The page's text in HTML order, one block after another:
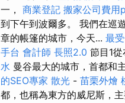
一， 商業登記 搬家公司費用
到下午到波爾多。 我們在巡
章的帳篷的城市，今天... 最
手台 會計師 長照2.0 節目1
水 曼谷最大的城市，首都和
的SEO專家 散光 - 苗栗外燴
都，也稱為東方的威尼斯，